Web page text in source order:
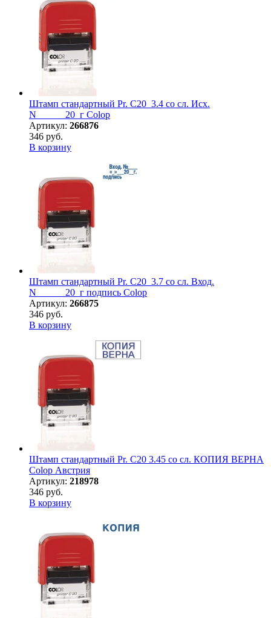
Штамп стандартный Pr. С20_3.4 со сл. Исх.
N______20_г Colop
Артикул: 266876
346 руб.
В корзину
Штамп стандартный Pr. С20_3.7 со сл. Вход.
N______20_г подпись Colop
Артикул: 266875
346 руб.
В корзину
Штамп стандартный Pr. C20 3.45 со сл. КОПИЯ ВЕРНА
Colop Австрия
Артикул: 218978
346 руб.
В корзину